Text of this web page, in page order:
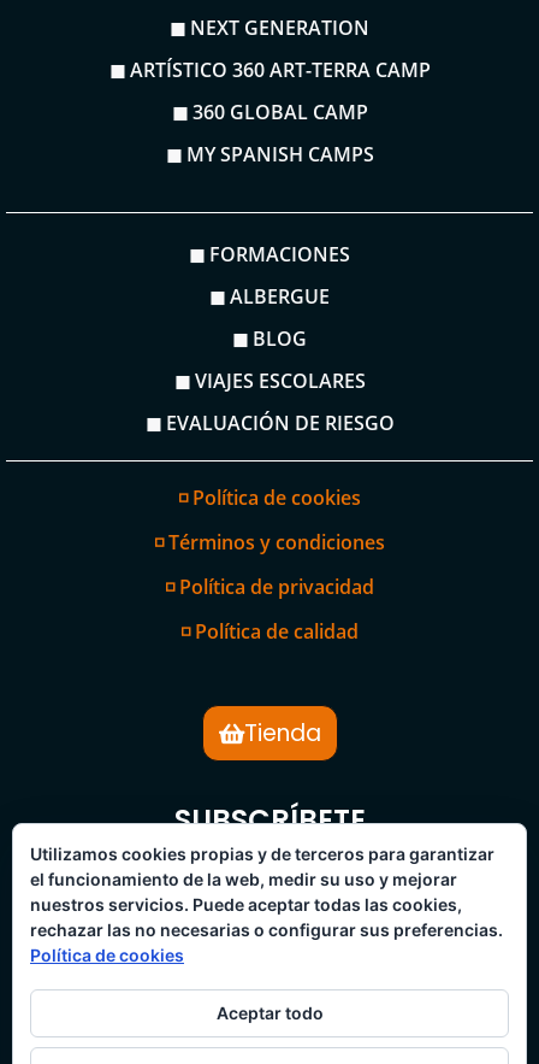
◼ NEXT GENERATION
◼ ARTÍSTICO 360 ART-TERRA CAMP
◼ 360 GLOBAL CAMP
◼ MY SPANISH CAMPS
◼ FORMACIONES
◼ ALBERGUE
◼ BLOG
◼ VIAJES ESCOLARES
◼ EVALUACIÓN DE RIESGO
◽ Política de cookies
◽ Términos y condiciones
◽ Política de privacidad
◽ Política de calidad
Tienda
SUBSCRÍBETE
BOLETÍN DE NOTICIAS
SUBSCRÍBETE
Utilizamos cookies propias y de terceros para garantizar
el funcionamiento de la web, medir su uso y mejorar
nuestros servicios. Puede aceptar todas las cookies,
rechazar las no necesarias o configurar sus preferencias.
Política de cookies
Aceptar todo